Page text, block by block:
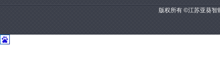
版权所有 ©江苏亚葵智